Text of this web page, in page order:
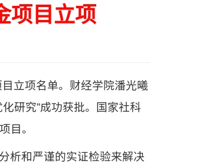
项目立项
立项名单。财经学院潘光曦
研究”成功获批。国家社科
目。
析和严谨的实证检验来解决